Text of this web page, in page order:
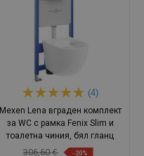
(4)
Mexen Lena вграден комплект
за WC с рамка Fenix Slim и
тоалетна чиния, бял гланц
306,60 € -20%